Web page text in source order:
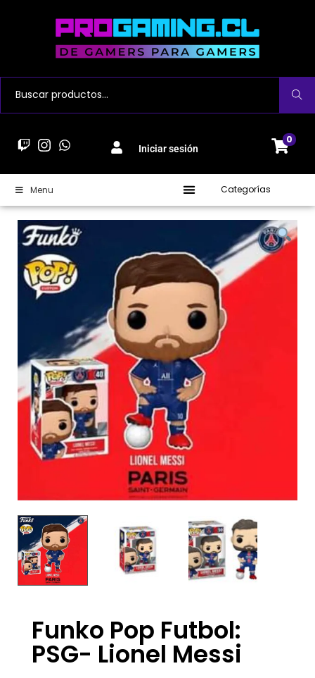
Buscar
Iniciar sesión
0
Menu Categorías
Funko Pop Futbol:
PSG- Lionel Messi